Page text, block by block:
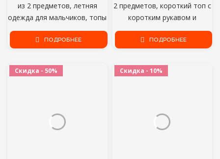
из 2 предметов, летняя
одежда для мальчиков, топы
и леггинсы брюки
спортивные костюмы
Dames; Оптовая продажа;
Прямая поставка;
ПОДРОБНЕЕ
2 предметов, короткий топ с
коротким рукавом и
принтом, размеры до 5xl
ПОДРОБНЕЕ
Скидка - 50% Скидка - 10%